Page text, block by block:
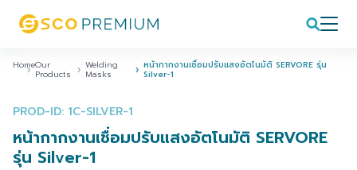
HomeOur
Products
Welding
Masks
หน้ากากงานเชื่อมปรับแสงอัตโนมัติ SERVORE รุ่น
Silver-1
PROD-ID: 1C-SILVER-1
หน้ากากงานเชื่อมปรับแสงอัตโนมัติ SERVORE
รุ่น Silver-1